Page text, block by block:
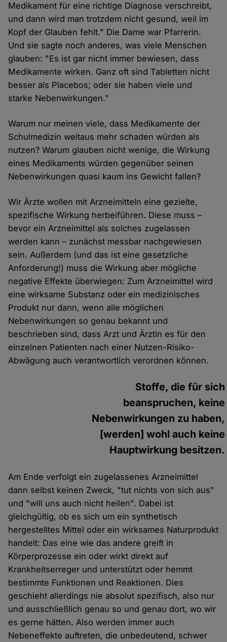
Medikament für eine richtige Diagnose verschreibt,
und dann wird man trotzdem nicht gesund, weil im
Kopf der Glauben fehlt." Die Dame war Pfarrerin.
Und sie sagte noch anderes, was viele Menschen
glauben: "Es ist gar nicht immer bewiesen, dass
Medikamente wirken. Ganz oft sind Tabletten nicht
besser als Placebos; oder sie haben viele und
starke Nebenwirkungen."
Warum nur meinen viele, dass Medikamente der
Schulmedizin weitaus mehr schaden würden als
nutzen? Warum glauben nicht wenige, die Wirkung
eines Medikaments würden gegenüber seinen
Nebenwirkungen quasi kaum ins Gewicht fallen?
Wir Ärzte wollen mit Arzneimitteln eine gezielte,
spezifische Wirkung herbeiführen. Diese muss –
bevor ein Arzneimittel als solches zugelassen
werden kann – zunächst messbar nachgewiesen
sein. Außerdem (und das ist eine gesetzliche
Anforderung!) muss die Wirkung aber mögliche
negative Effekte überwiegen: Zum Arzneimittel wird
eine wirksame Substanz oder ein medizinisches
Produkt nur dann, wenn alle möglichen
Nebenwirkungen so genau bekannt und
beschrieben sind, dass Arzt und Ärztin es für den
einzelnen Patienten nach einer Nutzen-Risiko-
Abwägung auch verantwortlich verordnen können.
Stoffe, die für sich
beanspruchen, keine
Nebenwirkungen zu haben,
[werden] wohl auch keine
Hauptwirkung besitzen.
Am Ende verfolgt ein zugelassenes Arzneimittel
dann selbst keinen Zweck, "tut nichts von sich aus"
und "will uns auch nicht heilen". Dabei ist
gleichgültig, ob es sich um ein synthetisch
hergestelltes Mittel oder ein wirksames Naturprodukt
handelt: Das eine wie das andere greift in
Körperprozesse ein oder wirkt direkt auf
Krankheitserreger und unterstützt oder hemmt
bestimmte Funktionen und Reaktionen. Dies
geschieht allerdings nie absolut spezifisch, also nur
und ausschließlich genau so und genau dort, wo wir
es gerne hätten. Also werden immer auch
Nebeneffekte auftreten, die unbedeutend, schwer